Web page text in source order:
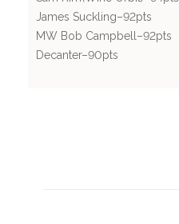
James Suckling–92pts
MW Bob Campbell–92pts
Decanter–90pts